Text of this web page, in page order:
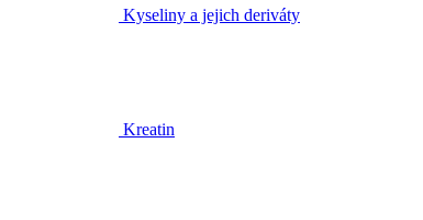
Kyseliny a jejich deriváty
Kreatin